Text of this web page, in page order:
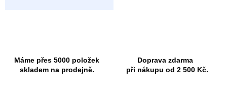
Máme přes 5000 položek
skladem na prodejně.
Doprava zdarma
při nákupu od 2 500 Kč.